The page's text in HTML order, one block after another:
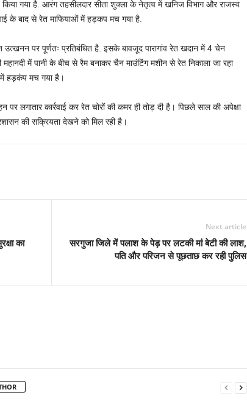
गया है. आरंग तहसीलदार सीता शुक्ला के नेतृत्व में खनिज विभाग और राजस्व
के बाद से रेत माफियाओं में हड़कप मच गया है.
पर पूर्णतः प्रतिबंधित है. इसके बावजूद पारागांव रेत खदान में 4 चेन
में पानी के बीच से रैम बनाकर चैन माउंटिंग मशीन से रेत निकाला जा रहा
में हड़कंप मच गया है।
लगातार कार्रवाई कर रेत चोरों की कमर ही तोड़ दी है। पिछले साल की अपेक्षा
की सक्रियता देखने को मिल रही है।
का
Next article
सरगुजा जिले में पलाश के पेड़ पर लटकी मां बेटी की लाश,
पति और परिजन से पूछताछ कर रही पुलिस